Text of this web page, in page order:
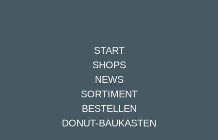
START
SHOPS
NEWS
SORTIMENT
BESTELLEN
DONUT-BAUKASTEN